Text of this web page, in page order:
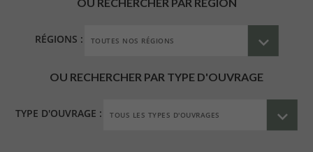
RÉGIONS :
OU RECHERCHER PAR TYPE D'OUVRAGE
TYPE D'OUVRAGE :